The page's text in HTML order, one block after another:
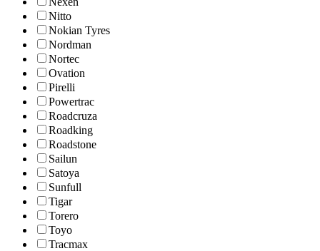
Nitto
Nokian Tyres
Nordman
Nortec
Ovation
Pirelli
Powertrac
Roadcruza
Roadking
Roadstone
Sailun
Satoya
Sunfull
Tigar
Torero
Toyo
Tracmax